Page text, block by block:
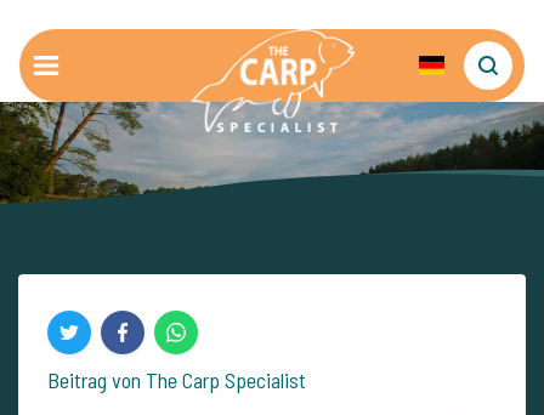
Beitrag von The Carp Specialist